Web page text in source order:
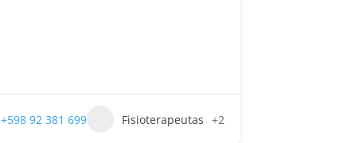
+598 92 381 699 Fisioterapeutas +2